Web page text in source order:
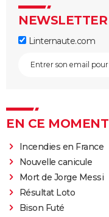
NEWSLETTER
Linternaute.com
EN CE MOMENT
Incendies en France
Nouvelle canicule
Mort de Jorge Messi
Résultat Loto
Bison Futé